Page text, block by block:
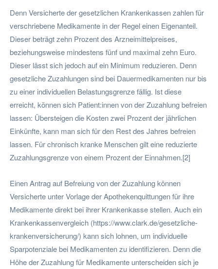
Denn Versicherte der gesetzlichen Krankenkassen zahlen für
verschriebene Medikamente in der Regel einen Eigenanteil.
Dieser beträgt zehn Prozent des Arzneimittelpreises,
beziehungsweise mindestens fünf und maximal zehn Euro.
Dieser lässt sich jedoch auf ein Minimum reduzieren. Denn
gesetzliche Zuzahlungen sind bei Dauermedikamenten nur bis
zu einer individuellen Belastungsgrenze fällig. Ist diese
erreicht, können sich Patient:innen von der Zuzahlung befreien
lassen: Übersteigen die Kosten zwei Prozent der jährlichen
Einkünfte, kann man sich für den Rest des Jahres befreien
lassen. Für chronisch kranke Menschen gilt eine reduzierte
Zuzahlungsgrenze von einem Prozent der Einnahmen.[2]
Einen Antrag auf Befreiung von der Zuzahlung können
Versicherte unter Vorlage der Apothekenquittungen für ihre
Medikamente direkt bei ihrer Krankenkasse stellen. Auch ein
Krankenkassenvergleich (https://www.clark.de/gesetzliche-
krankenversicherung/) kann sich lohnen, um individuelle
Sparpotenziale bei Medikamenten zu identifizieren. Denn die
Höhe der Zuzahlung für Medikamente unterscheiden sich je